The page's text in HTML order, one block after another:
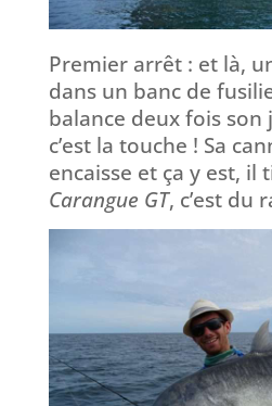
Premier arrêt : et là,
dans un banc de
balance deux fois son
c’est la touche ! Sa
encaisse et ça y est, il
Carangue GT, c’est du